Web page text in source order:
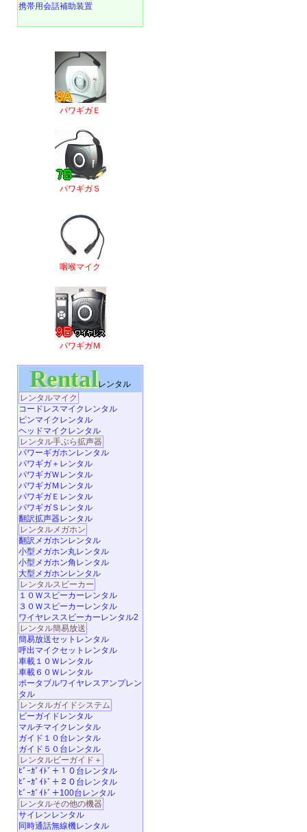
携帯用会話補助装置
パワギガＥ
パワギガＳ
咽喉マイク
パワギガＭ
Rentalレンタル
レンタルマイク
コードレスマイクレンタル
ピンマイクレンタル
ヘッドマイクレンタル
レンタル手ぶら拡声器
パワーギガホンレンタル
パワギガ＋レンタル
パワギガＷレンタル
パワギガＭレンタル
パワギガＥレンタル
パワギガＳレンタル
翻訳拡声器レンタル
レンタルメガホン
翻訳メガホンレンタル
小型メガホン丸レンタル
小型メガホン角レンタル
大型メガホンレンタル
レンタルスピーカー
１０Ｗスピーカーレンタル
３０Ｗスピーカーレンタル
ワイヤレススピーカーレンタル2
レンタル簡易放送
簡易放送セットレンタル
呼出マイクセットレンタル
車載１０Ｗレンタル
車載６０Ｗレンタル
ポータブルワイヤレスアンプレン
タル
レンタルガイドシステム
ビーガイドレンタル
マルチマイクレンタル
ガイド１０台レンタル
ガイド５０台レンタル
レンタルビーガイド＋
ﾋﾞｰｶﾞｲﾄﾞ＋１０台レンタル
ﾋﾞｰｶﾞｲﾄﾞ＋２０台レンタル
ﾋﾞｰｶﾞｲﾄﾞ＋100台レンタル
レンタルその他の機器
サイレンレンタル
同時通話無線機レンタル